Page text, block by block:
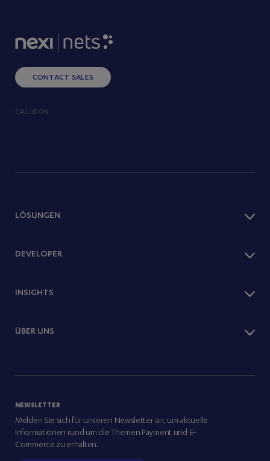
CONTACT SALES
CALL US ON
LÖSUNGEN
Checkout
Buy Now Pay Later
Webshopsysteme
DEVELOPER
Documentation
Quickstart
INSIGHTS
Wissenscenter
Blogbeiträge
News
Webinare
Kundengeschichten
Magazine
ÜBER UNS
NEWSLETTER
Melden Sie sich für unseren Newsletter an, um aktuelle
Informationen rund um die Themen Payment und E-
Commerce zu erhalten.